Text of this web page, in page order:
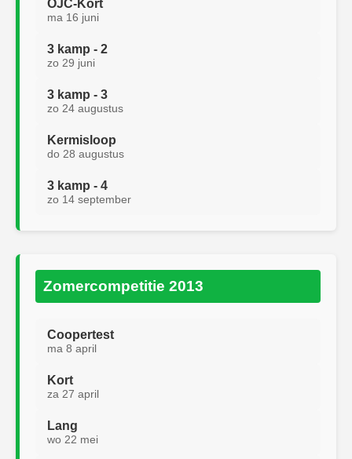
OJC-Kort
ma 16 juni
3 kamp - 2
zo 29 juni
3 kamp - 3
zo 24 augustus
Kermisloop
do 28 augustus
3 kamp - 4
zo 14 september
Zomercompetitie 2013
Coopertest
ma 8 april
Kort
za 27 april
Lang
wo 22 mei